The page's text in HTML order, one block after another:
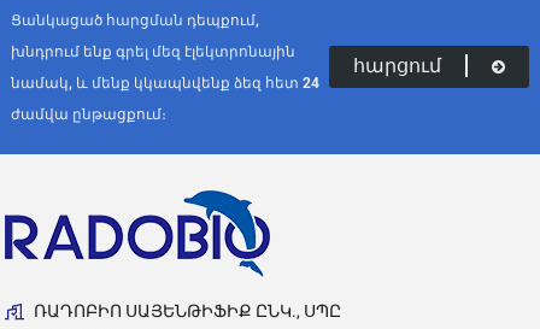
Ցանկացած հարցման դեպքում,
խնդրում ենք գրել մեզ էլեկտրոնային
նամակ, և մենք կկապնվենք ձեզ հետ 24
ժամվա ընթացքում։
հարցում
ՌԱԴՈԲԻՈ ՍԱՅԵՆԹԻՖԻՔ ԸՆԿ., ՍՊԸ